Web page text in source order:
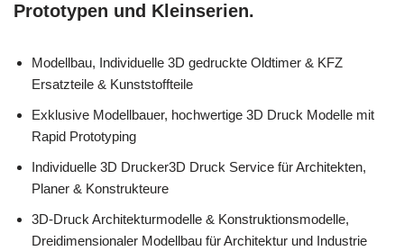
Prototypen und Kleinserien.
Modellbau, Individuelle 3D gedruckte Oldtimer & KFZ
Ersatzteile & Kunststoffteile
Exklusive Modellbauer, hochwertige 3D Druck Modelle mit
Rapid Prototyping
Individuelle 3D Drucker3D Druck Service für Architekten,
Planer & Konstrukteure
3D-Druck Architekturmodelle & Konstruktionsmodelle,
Dreidimensionaler Modellbau für Architektur und Industrie